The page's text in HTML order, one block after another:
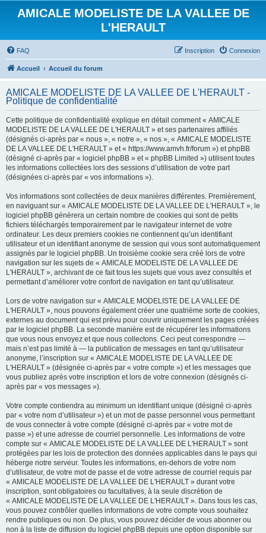
AMICALE MODELISTE DE LA VALLEE DE
L'HERAULT
FAQ Connexion
Inscription
Accueil Accueil du forum
AMICALE MODELISTE DE LA VALLEE DE L'HERAULT -
Politique de confidentialité
Cette politique de confidentialité explique en détail comment « AMICALE
MODELISTE DE LA VALLEE DE L'HERAULT » et ses partenaires affiliés
(désignés ci-après par « nous », « notre », « nos », « AMICALE MODELISTE
DE LA VALLEE DE L'HERAULT » et « https://www.amvh.fr/forum ») et phpBB
(désigné ci-après par « logiciel phpBB » et « phpBB Limited ») utilisent toutes
les informations collectées lors des sessions d’utilisation de votre part
(désignées ci-après par « vos informations »).
Vos informations sont collectées de deux manières différentes. Premièrement,
en naviguant sur « AMICALE MODELISTE DE LA VALLEE DE L'HERAULT », le
logiciel phpBB génèrera un certain nombre de cookies qui sont de petits
fichiers téléchargés temporairement par le navigateur internet de votre
ordinateur. Les deux premiers cookies ne contiennent qu’un identifiant
utilisateur et un identifiant anonyme de session qui vous sont automatiquement
assignés par le logiciel phpBB. Un troisième cookie sera créé lors de votre
navigation sur les sujets de « AMICALE MODELISTE DE LA VALLEE DE
L'HERAULT », archivant de ce fait tous les sujets que vous avez consultés et
permettant d’améliorer votre confort de navigation en tant qu’utilisateur.
Lors de votre navigation sur « AMICALE MODELISTE DE LA VALLEE DE
L'HERAULT », nous pouvons également créer une quatrième sorte de cookies,
externes au document qui est prévu pour couvrir uniquement les pages créées
par le logiciel phpBB. La seconde manière est de récupérer les informations
que vous nous envoyez et que nous collectons. Ceci peut correspondre —
mais n’est pas limité à — la publication de messages en tant qu’utilisateur
anonyme, l’inscription sur « AMICALE MODELISTE DE LA VALLEE DE
L'HERAULT » (désignée ci-après par « votre compte ») et les messages que
vous publiez après votre inscription et lors de votre connexion (désignés ci-
après par « vos messages »).
Votre compte contiendra au minimum un identifiant unique (désigné ci-après
par « votre nom d’utilisateur ») et un mot de passe personnel vous permettant
de vous connecter à votre compte (désigné ci-après par « votre mot de
passe ») et une adresse de courriel personnelle. Les informations de votre
compte sur « AMICALE MODELISTE DE LA VALLEE DE L'HERAULT » sont
protégées par les lois de protection des données applicables dans le pays qui
héberge notre serveur. Toutes les informations, en-dehors de votre nom
d’utilisateur, de votre mot de passe et de votre adresse de courriel requis par
« AMICALE MODELISTE DE LA VALLEE DE L'HERAULT » durant votre
inscription, sont obligatoires ou facultatives, à la seule discrétion de
« AMICALE MODELISTE DE LA VALLEE DE L'HERAULT ». Dans tous les cas,
vous pouvez contrôler quelles informations de votre compte vous souhaitez
rendre publiques ou non. De plus, vous pouvez décider de vous abonner ou
non à la liste de diffusion du logiciel phpBB depuis une option disponible sur